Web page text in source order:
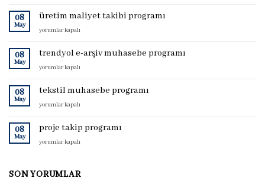
programı
08
May
üretim maliyet takibi programı
üretim
takibi
programı
için
yorumlar kapalı
08
May
trendyol e-arşiv muhasebe programı
trendyol
arşiv
programı
yorumlar kapalı
08
May
tekstil muhasebe programı
tekstil
programı
için
yorumlar kapalı
08
May
proje takip programı
proje
için
yorumlar kapalı
SON YORUMLAR